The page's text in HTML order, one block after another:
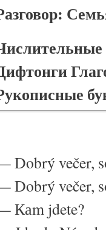
Dobrý večer,
Dobrý večer,
Каm jdete?